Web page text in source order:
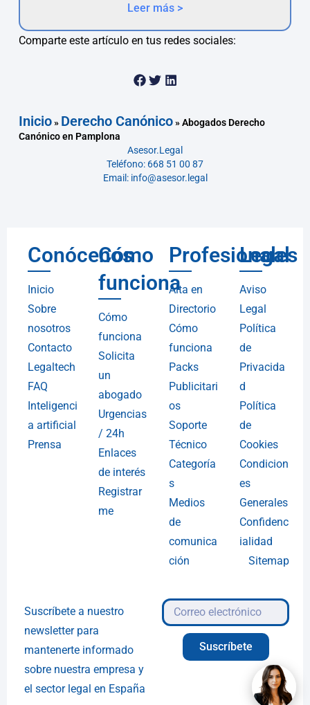
Leer más >
Comparte este artículo en tus redes sociales:
Inicio» Derecho Canónico»Abogados Derecho
Canónico en Pamplona
Asesor.Legal
Teléfono: 668 51 00 87
Email: info@asesor.legal
Conócenos
Inicio
Sobre
nosotros
Contacto
Legaltech
FAQ
Inteligenci
a artificial
Prensa
Cómo
funciona
Cómo
funciona
Solicita
un
abogado
Urgencias
/ 24h
Enlaces
de interés
Registrar
me
Profesionales
Alta en
Directorio
Cómo
funciona
Packs
Publicitari
os
Soporte
Técnico
Categoría
s
Medios
de
comunica
ción
Legal
Aviso
Legal
Política
de
Privacida
d
Política
de
Cookies
Condicion
es
Generales
Confidenc
ialidad
Sitemap
Suscríbete a nuestro
newsletter para
mantenerte informado
sobre nuestra empresa y
el sector legal en España
Suscríbete